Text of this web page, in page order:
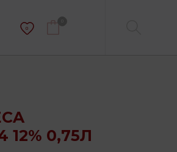
0
12% 0,75Л